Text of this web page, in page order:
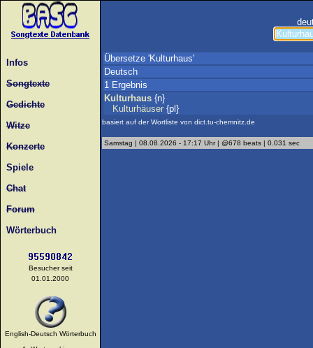
Infos
Songtexte
Gedichte
Witze
Konzerte
Spiele
Chat
Forum
Wörterbuch
Besucher seit
01.01.2000
English-Deutsch Wörterbuch
Übersetze 'Kulturhaus'
Deutsch
1 Ergebnis
Kulturhaus {n}
Kulturhäuser {pl}
basiert auf der Wortliste von dict.tu-chemnitz.de
Samstag | 08.08.2026 - 17:17 Uhr | @678 beats | 0.031 sec